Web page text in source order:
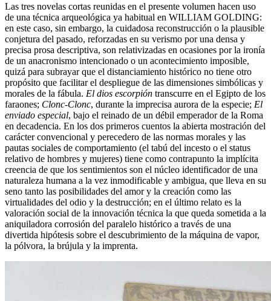
Las tres novelas cortas reunidas en el presente volumen hacen uso
de una técnica arqueológica ya habitual en WILLIAM GOLDING:
en este caso, sin embargo, la cuidadosa reconstrucción o la plausible
conjetura del pasado, reforzadas en su verismo por una densa y
precisa prosa descriptiva, son relativizadas en ocasiones por la ironía
de un anacronismo intencionado o un acontecimiento imposible,
quizá para subrayar que el distanciamiento histórico no tiene otro
propósito que facilitar el despliegue de las dimensiones simbólicas y
morales de la fábula. El dios escorpión transcurre en el Egipto de los
faraones; Clonc-Clonc, durante la imprecisa aurora de la especie; El
enviado especial, bajo el reinado de un débil emperador de la Roma
en decadencia. En los dos primeros cuentos la abierta mostración del
carácter convencional y perecedero de las normas morales y las
pautas sociales de comportamiento (el tabú del incesto o el status
relativo de hombres y mujeres) tiene como contrapunto la implícita
creencia de que los sentimientos son el núcleo identificador de una
naturaleza humana a la vez inmodificable y ambigua, que lleva en su
seno tanto las posibilidades del amor y la creación como las
virtualidades del odio y la destrucción; en el último relato es la
valoración social de la innovación técnica la que queda sometida a la
aniquiladora corrosión del paralelo histórico a través de una
divertida hipótesis sobre el descubrimiento de la máquina de vapor,
la pólvora, la brújula y la imprenta.